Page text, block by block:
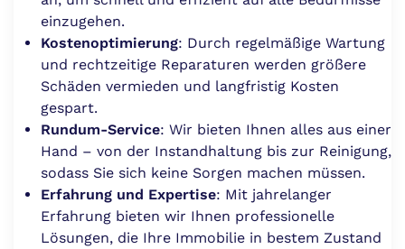
einzugehen.
Kostenoptimierung: Durch regelmäßige Wartung
und rechtzeitige Reparaturen werden größere
Schäden vermieden und langfristig Kosten
gespart.
Rundum-Service: Wir bieten Ihnen alles aus einer
Hand – von der Instandhaltung bis zur Reinigung,
sodass Sie sich keine Sorgen machen müssen.
Erfahrung und Expertise: Mit jahrelanger
Erfahrung bieten wir Ihnen professionelle
Lösungen, die Ihre Immobilie in bestem Zustand